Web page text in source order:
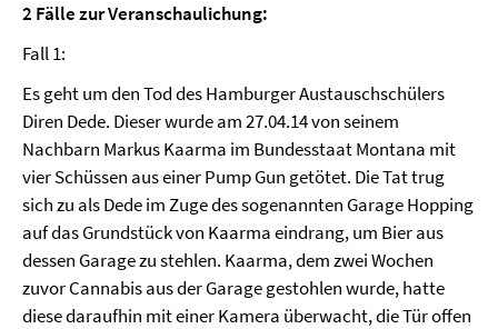
2 Fälle zur Veranschaulichung:
Fall 1:
Es geht um den Tod des Hamburger Austauschschülers
Diren Dede. Dieser wurde am 27.04.14 von seinem
Nachbarn Markus Kaarma im Bundesstaat Montana mit
vier Schüssen aus einer Pump Gun getötet. Die Tat trug
sich zu als Dede im Zuge des sogenannten Garage Hopping
auf das Grundstück von Kaarma eindrang, um Bier aus
dessen Garage zu stehlen. Kaarma, dem zwei Wochen
zuvor Cannabis aus der Garage gestohlen wurde, hatte
diese daraufhin mit einer Kamera überwacht, die Tür offen